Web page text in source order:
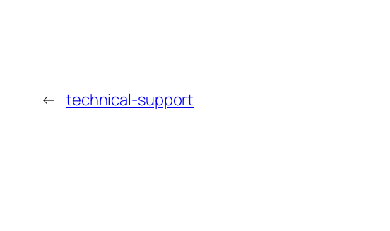
← technical-support